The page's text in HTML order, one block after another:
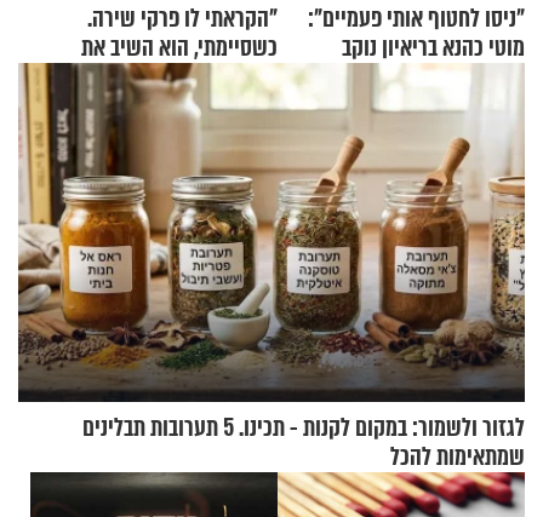
"ניסו לחטוף אותי פעמיים":
מוטי כהנא בריאיון נוקב
"הקראתי לו פרקי שירה.
כשסיימתי, הוא השיב את
נשמתו לבורא"
לגזור ולשמור: במקום לקנות - תכינו. 5 תערובות תבלינים
שמתאימות להכל